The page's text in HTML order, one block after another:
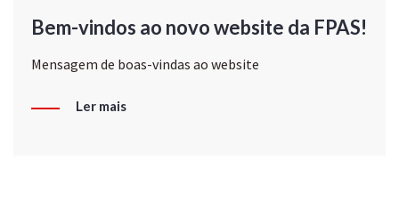
Bem-vindos ao novo website da FPAS!
Mensagem de boas-vindas ao website
Ler mais